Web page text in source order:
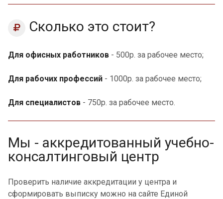
Сколько это стоит?
Для офисных работников - 500р. за рабочее место;
Для рабочих профессий - 1000р. за рабочее место;
Для специалистов - 750р. за рабочее место.
Мы - аккредитованный учебно-
консалтинговый центр
Проверить наличие аккредитации у центра и
сформировать выписку можно на сайте Единой